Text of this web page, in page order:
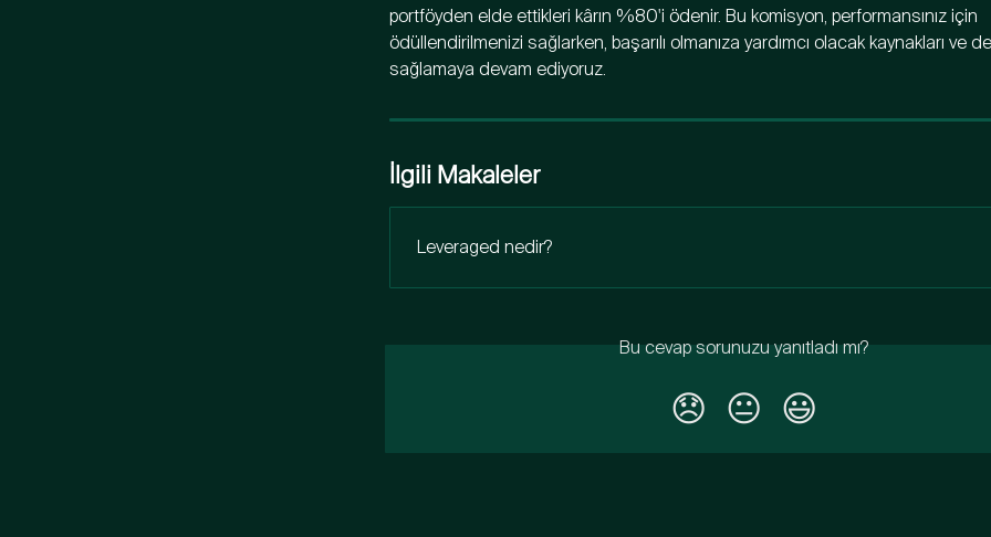
portföyden elde ettikleri kârın %80'i ödenir. Bu komisyon, performansınız için
ödüllendirilmenizi sağlarken, başarılı olmanıza yardımcı olacak kaynakları ve
sağlamaya devam ediyoruz.
İlgili Makaleler
Leveraged nedir?
Bu cevap sorunuzu yanıtladı mı?
😞 😐 😃